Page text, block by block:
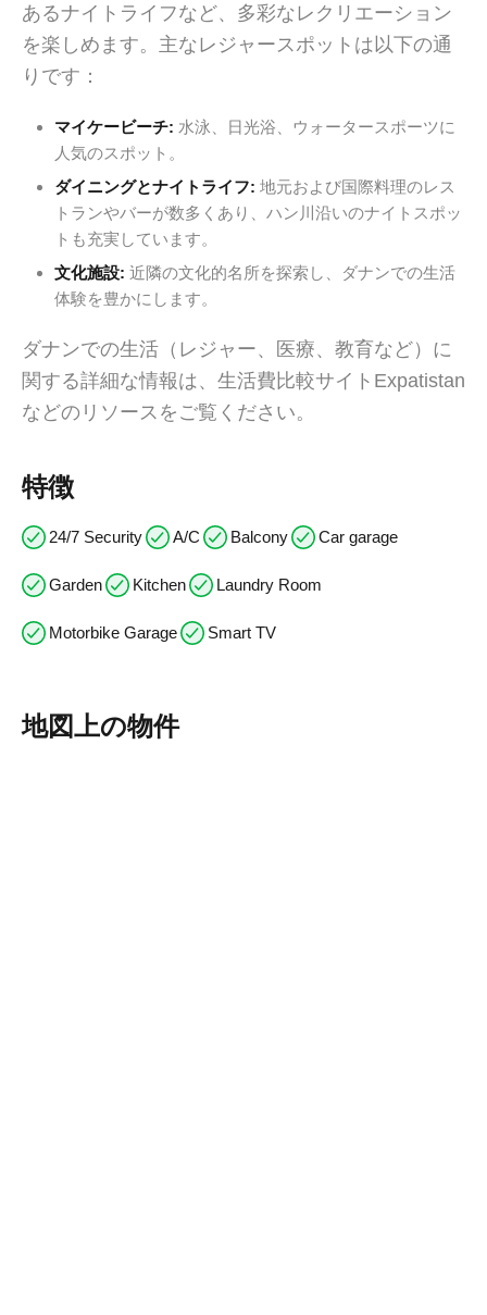
あるナイトライフなど、多彩なレクリエーション
を楽しめます。主なレジャースポットは以下の通
りです：
マイケービーチ: 水泳、日光浴、ウォータースポーツに
人気のスポット。
ダイニングとナイトライフ: 地元および国際料理のレス
トランやバーが数多くあり、ハン川沿いのナイトスポッ
トも充実しています。
文化施設: 近隣の文化的名所を探索し、ダナンでの生活
体験を豊かにします。
ダナンでの生活（レジャー、医療、教育など）に
関する詳細な情報は、生活費比較サイトExpatistan
などのリソースをご覧ください。
特徴
24/7 Security A/C Balcony Car garage
Garden Kitchen Laundry Room
Motorbike Garage Smart TV
地図上の物件